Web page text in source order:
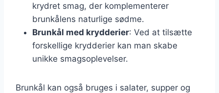
krydret smag, der komplementerer
brunkålens naturlige sødme.
Brunkål med krydderier: Ved at tilsætte
forskellige krydderier kan man skabe
unikke smagsoplevelser.
Brunkål kan også bruges i salater, supper og